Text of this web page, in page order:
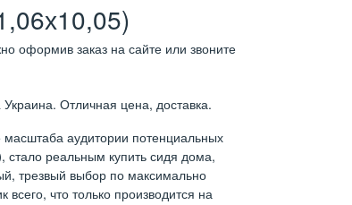
оформив заказ на сайте или звоните
Отличная цена, доставка.
масштаба аудитории потенциальных
, стало реальным купить сидя дома,
трезвый выбор по максимально
что только производится на